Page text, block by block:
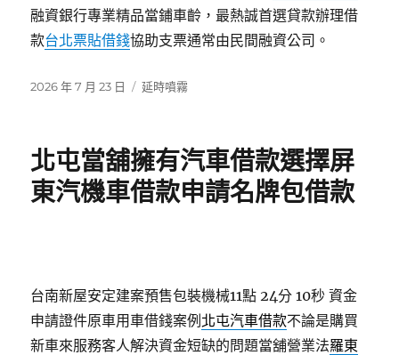
融資銀行專業精品當鋪車齡，最熱誠首選貸款辦理借
款台北票貼借錢協助支票通常由民間融資公司。
發
2026 年 7 月 23 日
分
延時噴霧
北屯當舖擁有汽車借款選擇屏
東汽機車借款申請名牌包借款
台南新屋安定建案預售包裝機械11點 24分 10秒 資金
申請證件原車用車借錢案例 北屯汽車借款不論是購買
新車來服務客人解決資金短缺的問題當舖營業法羅東